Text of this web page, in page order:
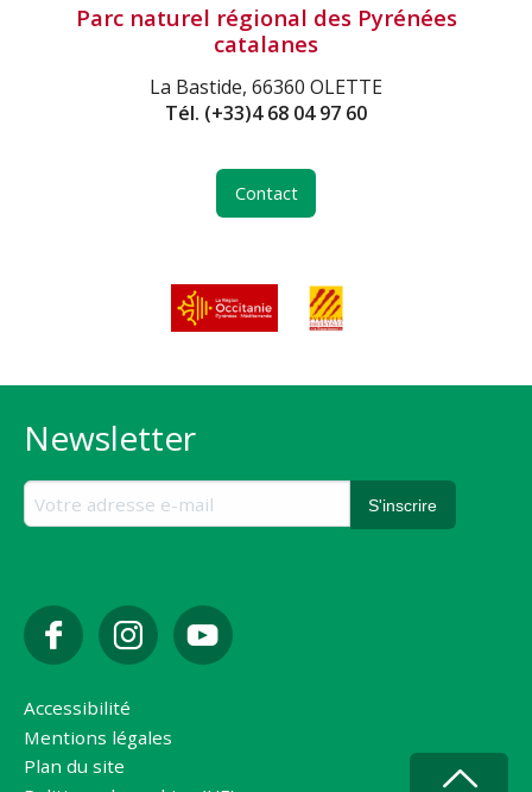
Parc naturel régional des Pyrénées
catalanes
La Bastide, 66360 OLETTE
Tél. (+33)4 68 04 97 60
Contact
Newsletter
Accessibilité
Mentions légales
Plan du site